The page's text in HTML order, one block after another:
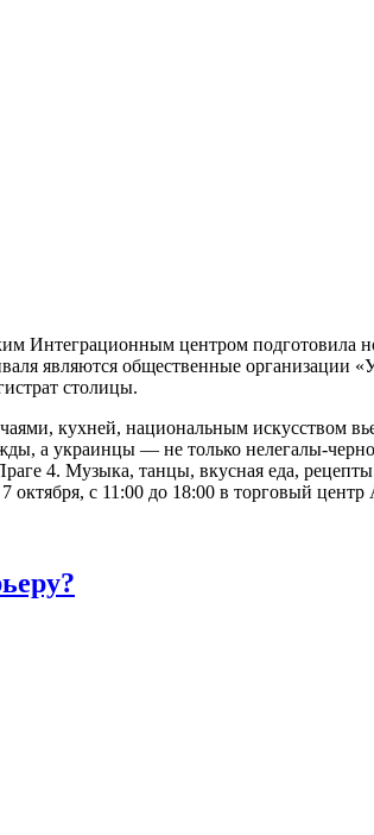
Интеграционным центром
являются общественные
столицы.
кухней, национальным искусством
а украинцы — не только нелегалы-
4. Музыка, танцы, вкусная еда,
октября, с 11:00 до 18:00 в торговый